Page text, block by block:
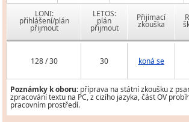
LONI:
přihlášení/plán
přijmout
LETOS:
plán
přijmout
Přijímací
zkouška
128 / 30 30 koná se
Poznámky k oboru: příprava na státní zkoušku z
zpracování textu na PC, z cizího jazyka, část OV
pracovním prostředí.